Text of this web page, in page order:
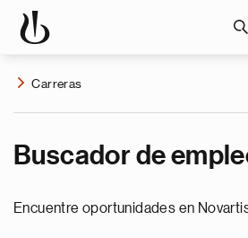
Carreras
Buscador de
Encuentre oportunidades en